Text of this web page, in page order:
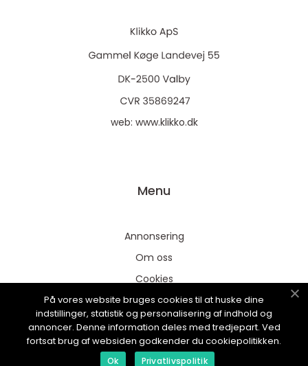
web: www.klikko.dk
Menu
Annonsering
Om oss
Cookies
Kontakta oss
Sitemap
På vores website bruges cookies til at huske dine
indstillinger, statistik og personalisering af indhold og
annoncer. Denne information deles med tredjepart. Ved
fortsat brug af websiden godkender du cookiepolitikken.
Ok Privatlivspolitik